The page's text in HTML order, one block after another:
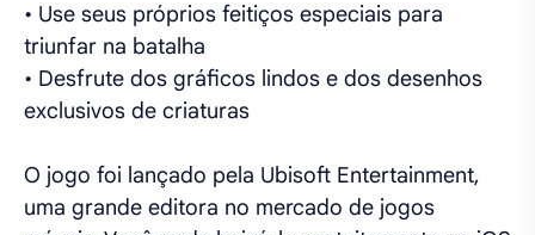
• Use seus próprios feitiços especiais para
triunfar na batalha
• Desfrute dos gráficos lindos e dos desenhos
exclusivos de criaturas
O jogo foi lançado pela Ubisoft Entertainment,
uma grande editora no mercado de jogos